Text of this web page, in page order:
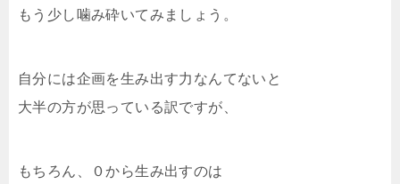
もう少し噛み砕いてみましょう。
自分には企画を生み出す力なんてないと
大半の方が思っている訳ですが、
もちろん、０から生み出すのは